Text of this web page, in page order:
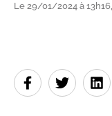
Le 29/01/2024 à